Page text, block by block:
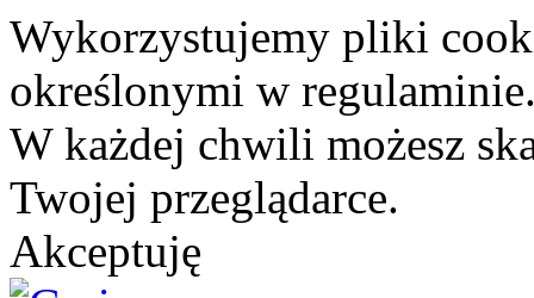
Wykorzystujemy pliki
określonymi w
W każdej chwili możesz
Twojej przeglądarce.
Akceptuję